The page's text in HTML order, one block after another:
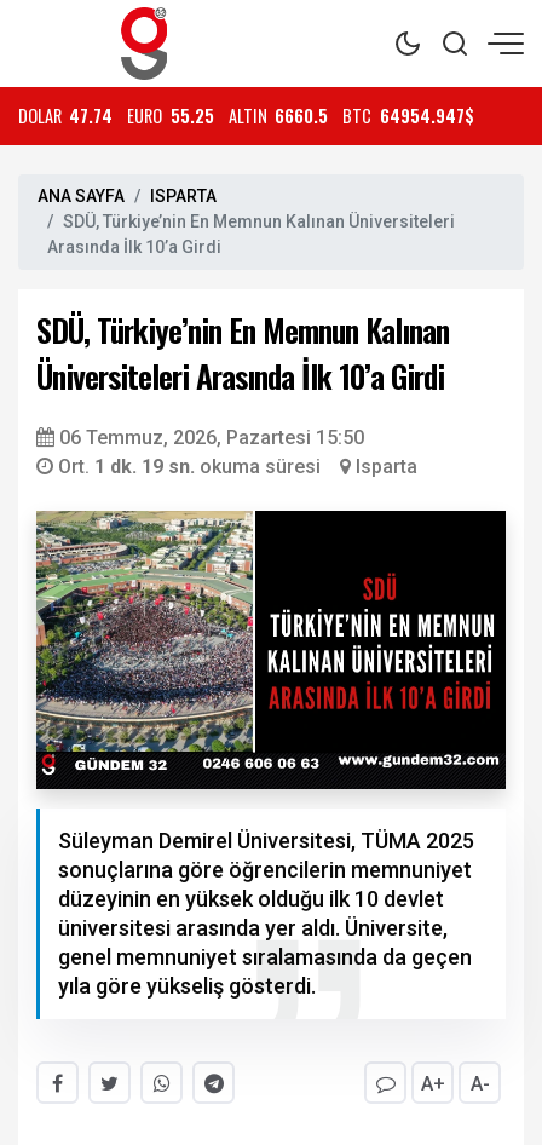
DOLAR 47.74 EURO 55.25 ALTIN 6660.5 BTC 64954.947$
ANA SAYFA
ISPARTA
SDÜ, Türkiye’nin En Memnun Kalınan Üniversiteleri
Arasında İlk 10’a Girdi
SDÜ, Türkiye’nin En Memnun Kalınan
Üniversiteleri Arasında İlk 10’a Girdi
06 Temmuz, 2026, Pazartesi 15:50
Ort. 1 dk. 19 sn. okuma süresi Isparta
Süleyman Demirel Üniversitesi, TÜMA 2025
sonuçlarına göre öğrencilerin memnuniyet
düzeyinin en yüksek olduğu ilk 10 devlet
üniversitesi arasında yer aldı. Üniversite,
genel memnuniyet sıralamasında da geçen
yıla göre yükseliş gösterdi.
A+ A-